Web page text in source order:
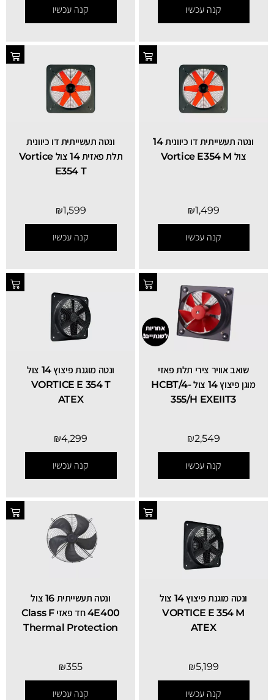
קנה עכשיו קנה עכשיו
ונטה תעשייתית דו כיוונית 14
צול Vortice E354 M
₪1,499
קנה עכשיו
ונטה תעשייתית דו כיוונית
תלת פאזית 14 צול Vortice
E354 T
₪1,599
קנה עכשיו
שואב אוויר צירי תלת פאזי
מוגן פיצוץ 14 צול HCBT/4-
355/H EXEIIT3
₪2,549
קנה עכשיו
אחריות
לשנתיים!
ונטה מוגנת פיצוץ 14 צול
VORTICE E 354 T
ATEX
₪4,299
קנה עכשיו
ונטה מוגנת פיצוץ 14 צול
VORTICE E 354 M
ATEX
₪5,199
קנה עכשיו
ונטה תעשייתית 16 צול
4E400 חד פאזי Class F
Thermal Protection
₪355
קנה עכשיו